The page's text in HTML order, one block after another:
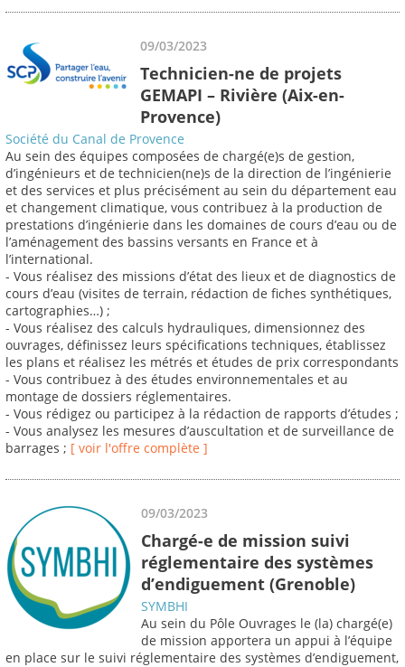
09/03/2023
Technicien-ne de projets
GEMAPI – Rivière (Aix-en-
Provence)
Société du Canal de Provence
Au sein des équipes composées de chargé(e)s de gestion,
d’ingénieurs et de technicien(ne)s de la direction de l’ingénierie
et des services et plus précisément au sein du département eau
et changement climatique, vous contribuez à la production de
prestations d’ingénierie dans les domaines de cours d’eau ou de
l’aménagement des bassins versants en France et à
l’international.
- Vous réalisez des missions d’état des lieux et de diagnostics de
cours d’eau (visites de terrain, rédaction de fiches synthétiques,
cartographies…) ;
- Vous réalisez des calculs hydrauliques, dimensionnez des
ouvrages, définissez leurs spécifications techniques, établissez
les plans et réalisez les métrés et études de prix correspondants
- Vous contribuez à des études environnementales et au
montage de dossiers réglementaires.
- Vous rédigez ou participez à la rédaction de rapports d’études ;
- Vous analysez les mesures d’auscultation et de surveillance de
barrages ; [ voir l'offre complète ]
09/03/2023
Chargé-e de mission suivi
réglementaire des systèmes
d’endiguement (Grenoble)
SYMBHI
Au sein du Pôle Ouvrages le (la) chargé(e)
de mission apportera un appui à l’équipe
en place sur le suivi réglementaire des systèmes d’endiguement,